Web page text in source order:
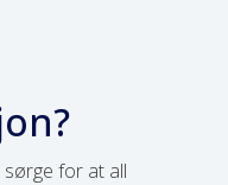
for at all